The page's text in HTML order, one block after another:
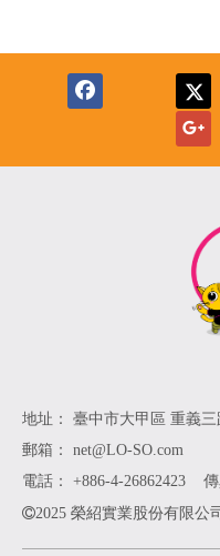
地址： 臺中市大甲區 重義三
郵箱：
net@LO-SO.com
電話： +886-4-26862423 傳
2025 榮紹實業股份有限公